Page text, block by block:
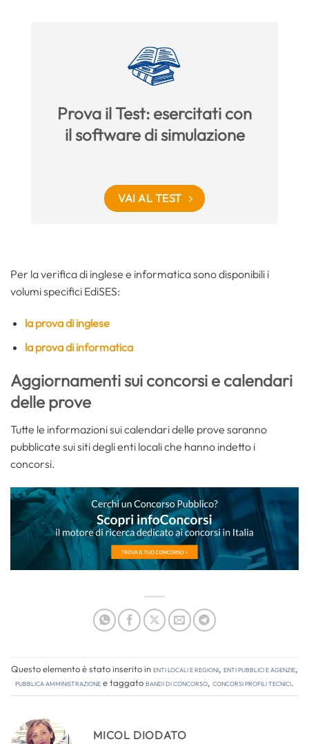
Prova il Test: esercitati con
il software di simulazione
VAI AL TEST
Per la verifica di inglese e informatica sono disponibili i
volumi specifici EdiSES:
la prova di inglese
la prova di informatica
Aggiornamenti sui concorsi e calendari
delle prove
Tutte le informazioni sui calendari delle prove saranno
pubblicate sui siti degli enti locali che hanno indetto i
concorsi.
Questo elemento è stato inserito inEnti locali e regioni, Enti pubblici e agenzie,
Pubblica amministrazionee taggatobandi di concorso, concorsi profili tecnici.
MICOL DIODATO